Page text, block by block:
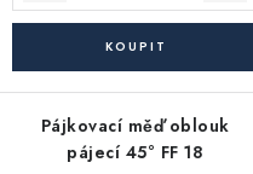
Pájkovací měď oblouk
pájecí 45° FF 18